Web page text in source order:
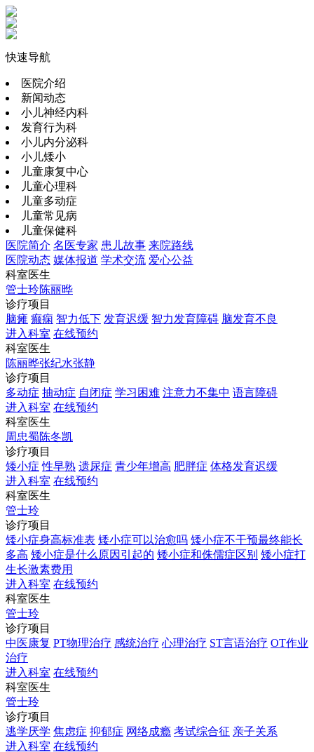
快速导航
医院介绍
新闻动态
小儿神经内科
发育行为科
小儿内分泌科
小儿矮小
儿童康复中心
儿童心理科
儿童多动症
儿童常见病
儿童保健科
医院简介 名医专家 患儿故事 来院路线
医院动态 媒体报道 学术交流 爱心公益
科室医生
管士玲陈丽晔
诊疗项目
脑瘫 癫痫 智力低下 发育迟缓 智力发育障碍 脑发育不良
进入科室 在线预约
科室医生
陈丽晔张纪水张静
诊疗项目
多动症 抽动症 自闭症 学习困难 注意力不集中 语言障碍
进入科室 在线预约
科室医生
周忠蜀陈冬凯
诊疗项目
矮小症 性早熟 遗尿症 青少年增高 肥胖症 体格发育迟缓
进入科室 在线预约
科室医生
管士玲
诊疗项目
矮小症身高标准表 矮小症可以治愈吗 矮小症不干预最终能长
多高 矮小症是什么原因引起的 矮小症和侏儒症区别 矮小症打
生长激素费用
进入科室 在线预约
科室医生
管士玲
诊疗项目
中医康复 PT物理治疗 感统治疗 心理治疗 ST言语治疗 OT作业
治疗
进入科室 在线预约
科室医生
管士玲
诊疗项目
逃学厌学 焦虑症 抑郁症 网络成瘾 考试综合征 亲子关系
进入科室 在线预约